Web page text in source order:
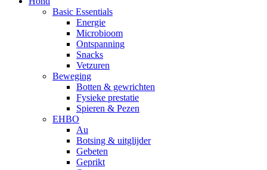
Basic Essentials
Energie
Microbioom
Ontspanning
Snacks
Vetzuren
Beweging
Botten & gewrichten
Fysieke prestatie
Spieren & Pezen
EHBO
Au
Botsing & uitglijder
Gebeten
Geprikt